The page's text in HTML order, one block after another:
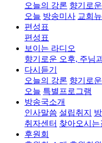
오늘의 강론 향기로
오늘 방송미사 교회
편성표
편성표
보이는 라디오
향기로운 오후, 주님
다시듣기
오늘의 강론 향기로
오늘 특별프로그램
방송국소개
인사말씀 설립취지
취자센터 찾아오시는
후원회